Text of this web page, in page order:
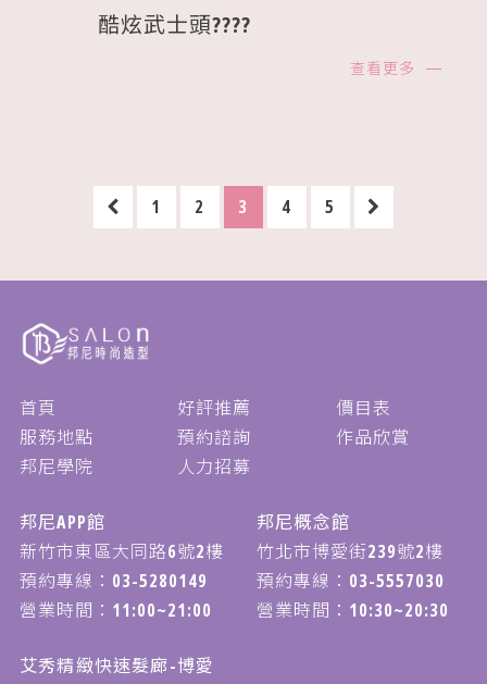
酷炫武士頭????
查看更多
1 2 3 4 5
首頁 好評推薦
價目表
服務地點
預約諮詢
作品欣賞
邦尼學院
人力招募
邦尼APP館
新竹市東區大同路6號2樓
預約專線： 03-5280149
營業時間：11:00~21:00
邦尼概念館
竹北市博愛街239號2樓
預約專線： 03-5557030
營業時間：10:30~20:30
艾秀精緻快速髮廊-博愛